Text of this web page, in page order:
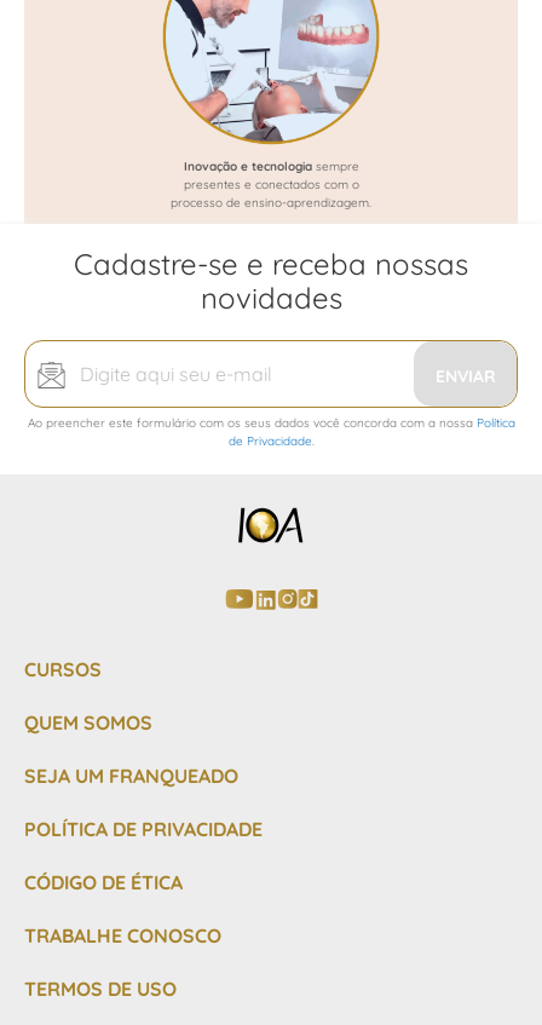
Inovação e tecnologiasempre
presentes e conectados com o
processo de ensino-aprendizagem.
Cadastre-se e receba nossas
novidades
Inscreva-
se
na
nossa
Ao preencher este formulário com os seus dados você concorda com a nossa Política
de Privacidade.
ENVIAR
CURSOS
QUEM SOMOS
SEJA UM FRANQUEADO
POLÍTICA DE PRIVACIDADE
CÓDIGO DE ÉTICA
TRABALHE CONOSCO
TERMOS DE USO